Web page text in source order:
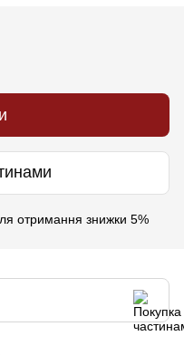
отримання знижки 5%